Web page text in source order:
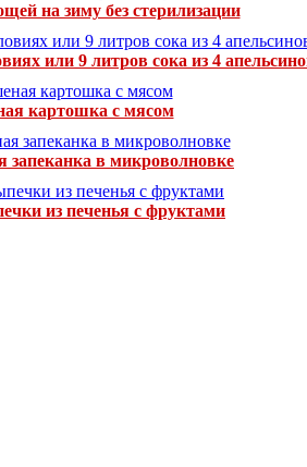
на зиму без стерилизации
или 9 литров сока из 4
картошка с мясом
запеканка в микроволновке
из печенья с фруктами